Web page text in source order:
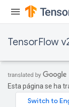
TensorFlow
Esta página se ha